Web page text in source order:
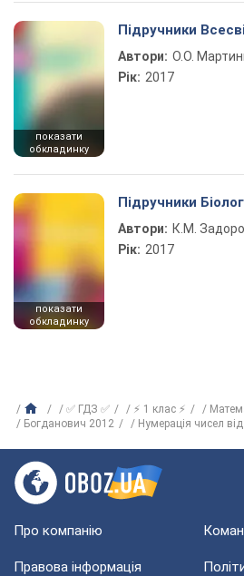
показати
обкладинку
Підручники
Автори: О.О.
Рік: 2017
показати
обкладинку
Підручники
Автори: К.М.
Рік: 2017
✅ ГДЗ ✅ ⚡ 1 клас ⚡
Богданович 2012
Нумерація чисел
Про компанію
Правова інформація